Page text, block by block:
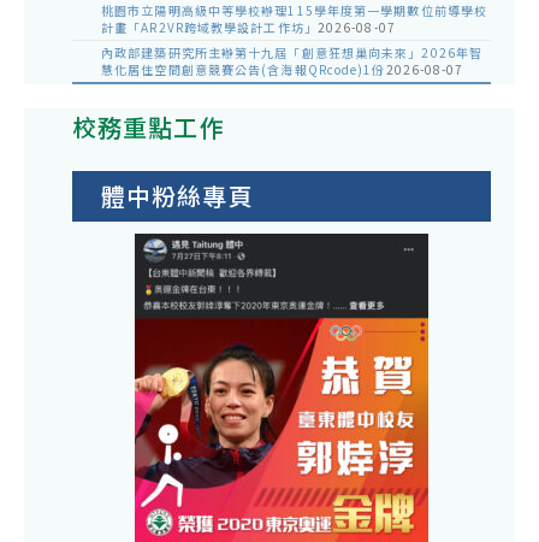
桃園市立陽明高級中等學校辦理115學年度第一學期數位前導學校
計畫「AR2VR跨域教學設計工作坊」 2026-08-07
內政部建築研究所主辦第十九屆「創意狂想巢向未來」2026年智
慧化居住空間創意競賽公告(含海報QRcode)1份2026-08-07
校務重點工作
體中粉絲專頁